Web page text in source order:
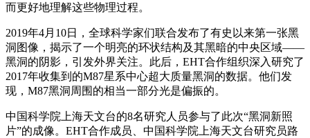
而更好地理解这些物理过程。
2019年4月10日，全球科学家们联合发布了有史以来第一张黑
洞图像，揭示了一个明亮的环状结构及其黑暗的中央区域——
黑洞的阴影，引发外界关注。此后，EHT合作组织深入研究了
2017年收集到的M87星系中心超大质量黑洞的数据。他们发
现，M87黑洞周围的相当一部分光是偏振的。
中国科学院上海天文台的8名研究人员参与了此次“黑洞新照
片”的成像。EHT合作成员、中国科学院上海天文台研究员路